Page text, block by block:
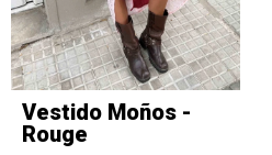
Vestido Moños -
Rouge